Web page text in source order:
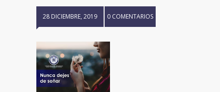
28 DICIEMBRE, 2019 0 COMENTARIOS